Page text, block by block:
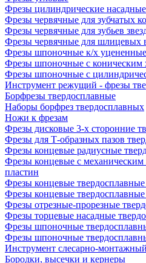
Фрезы цилиндрические
Фрезы червячные для зубчатых
Фрезы червячные для зубьев
Фрезы червячные для шлицевых
Фрезы шпоночные к/х уцененные
Фрезы шпоночные с коническим
Фрезы шпоночные с
Инструмент режущий - фрезы
Борфрезы твердосплавные
Наборы борфрез твердосплавных
Ножи к фрезам
Фрезы дисковые 3-х сторонние
Фрезы для Т-образных пазов
Фрезы концевые радиусные
Фрезы концевые с
пластин
Фрезы концевые
Фрезы концевые
Фрезы отрезные-прорезные
Фрезы торцевые насадные
Фрезы шпоночные
Фрезы шпоночные
Инструмент слесарно-монтажный
Бородки, высечки и кернеры